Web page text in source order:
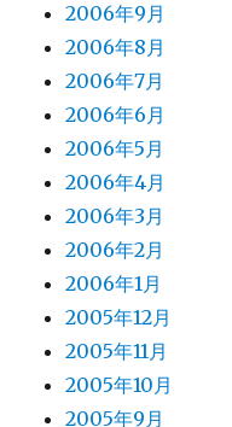
2006年9月
2006年8月
2006年7月
2006年6月
2006年5月
2006年4月
2006年3月
2006年2月
2006年1月
2005年12月
2005年11月
2005年10月
2005年9月